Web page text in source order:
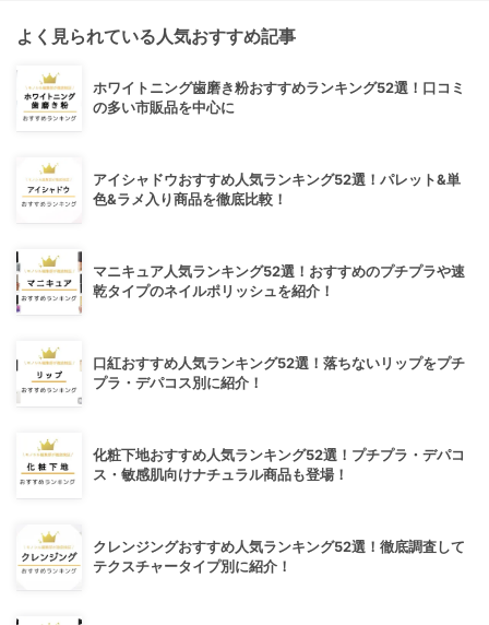
よく見られている人気おすすめ記事
ホワイトニング歯磨き粉おすすめランキング52選！口コミ
の多い市販品を中心に
アイシャドウおすすめ人気ランキング52選！パレット&単
色&ラメ入り商品を徹底比較！
マニキュア人気ランキング52選！おすすめのプチプラや速
乾タイプのネイルポリッシュを紹介！
口紅おすすめ人気ランキング52選！落ちないリップをプチ
プラ・デパコス別に紹介！
化粧下地おすすめ人気ランキング52選！プチプラ・デパコ
ス・敏感肌向けナチュラル商品も登場！
クレンジングおすすめ人気ランキング52選！徹底調査して
テクスチャータイプ別に紹介！